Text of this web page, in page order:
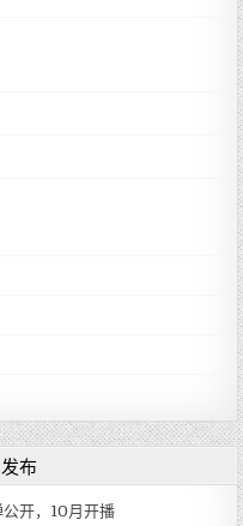
布
开，10月开播